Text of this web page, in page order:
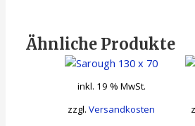
Ähnliche Produkte
inkl. 19 % MwSt.
zzgl.Versandkosten